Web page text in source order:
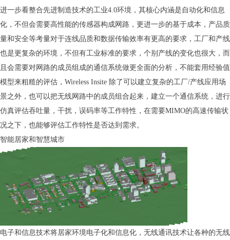
进一步看整合先进制造技术的工业4.0环境，其核心内涵是自动化和信息
化，不但会需要高性能的传感器构成网路，更进一步的基于成本，产品质
量和安全等考量对于连线品质和数据传输效率有更高的要求，工厂和产线
也是更复杂的环境，不但有工业标准的要求，个别产线的变化也很大，而
且会需要对网路的成员组成的通信系统做更全面的分析，不能套用经验值
模型来粗糙的评估，Wireless Insite 除了可以建立复杂的工厂/产线应用场
景之外，也可以把无线网路中的成员组合起来，建立一个通信系统，进行
仿真评估吞吐量，干扰，误码率等工作特性，在需要MIMO的高速传输状
况之下，也能够评估工作特性是否达到需求。
智能居家和智慧城市
电子和信息技术将居家环境电子化和信息化，无线通讯技术让各种的无线